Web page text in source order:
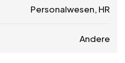
Personalwesen, HR
Andere